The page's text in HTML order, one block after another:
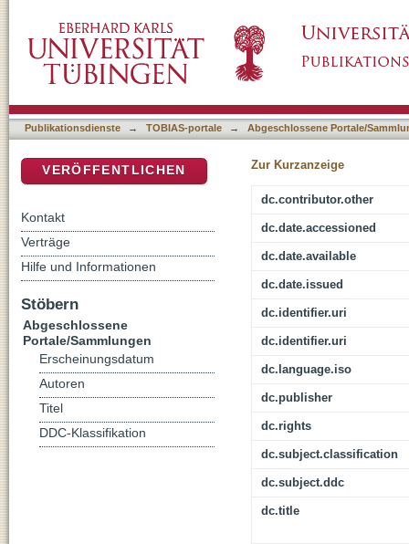
Publikationsdienste → TOBIAS-portale → Abgeschlossene Portale/
Zur Kurzanzeige
dc.contributor.other
dc.date.accessioned
dc.date.available
dc.date.issued
dc.identifier.uri
dc.identifier.uri
dc.language.iso
dc.publisher
dc.rights
dc.subject.classification
dc.subject.ddc
dc.title
VERÖFFENTLICHEN
Kontakt
Verträge
Hilfe und Informationen
Stöbern
Abgeschlossene
Portale/Sammlungen
Erscheinungsdatum
Autoren
Titel
DDC-Klassifikation